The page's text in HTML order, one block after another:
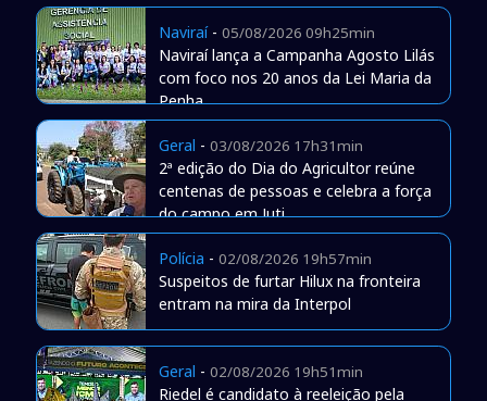
Naviraí- 05/08/2026 09h25min
Naviraí lança a Campanha Agosto Lilás
com foco nos 20 anos da Lei Maria da
Penha
Geral - 03/08/2026 17h31min
2ª edição do Dia do Agricultor reúne
centenas de pessoas e celebra a força
do campo em Juti
Polícia - 02/08/2026 19h57min
Suspeitos de furtar Hilux na fronteira
entram na mira da Interpol
Geral - 02/08/2026 19h51min
Riedel é candidato à reeleição pela